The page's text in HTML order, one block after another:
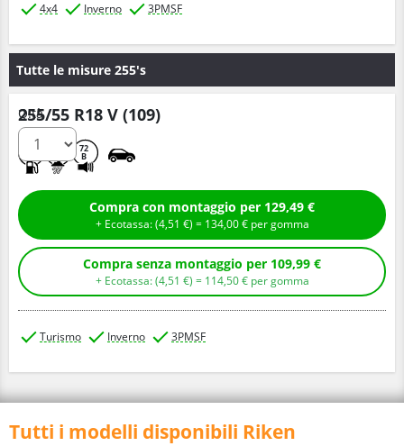
4x4 Inverno 3PMSF
Tutte le misure 255's
255/55 R18 V (109)
72
B
Q.tà
Compra con montaggio per 129,49 €
+ Ecotassa: (4,51 € ) = 134,00€ per gomma
Compra senza montaggio per 109,99 €
+ Ecotassa: (4,51 € ) = 114,50€ per gomma
Turismo Inverno 3PMSF
Tutti i modelli disponibili Riken